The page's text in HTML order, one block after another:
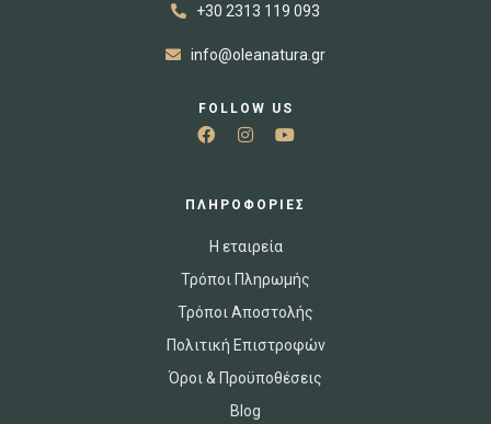
+30 2313 119 093
info@oleanatura.gr
FOLLOW US
ΠΛΗΡΟΦΟΡΙΕΣ
Η εταιρεία
Τρόποι Πληρωμής
Τρόποι Αποστολής
Πολιτική Επιστροφών
Όροι & Προϋποθέσεις
Blog